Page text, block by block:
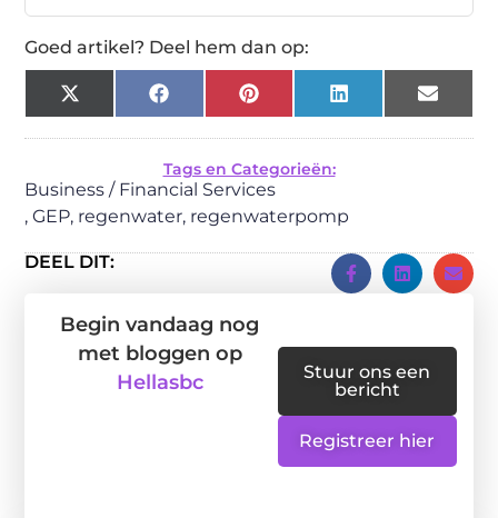
Goed artikel? Deel hem dan op:
X
(Twitter)
FacebookPinterestLinkedIn Email
Tags en Categorieën:
Business / Financial Services
,GEP, regenwater, regenwaterpomp
DEEL DIT:
Begin vandaag nog
met bloggen op
Hellasbc
Stuur ons een
bericht
Registreer hier